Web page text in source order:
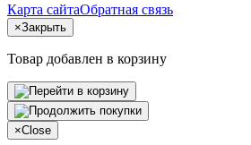
Карта сайтаОбратная связь
×Закрыть
Товар добавлен в корзину
×Close